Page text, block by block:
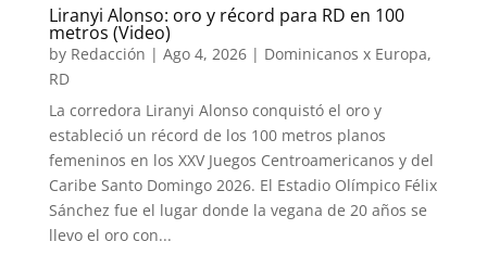
Liranyi Alonso: oro y récord para RD en 100
metros (Video)
by Redacción | Ago 4, 2026| Dominicanos x Europa,
RD
La corredora Liranyi Alonso conquistó el oro y
estableció un récord de los 100 metros planos
femeninos en los XXV Juegos Centroamericanos y del
Caribe Santo Domingo 2026. El Estadio Olímpico Félix
Sánchez fue el lugar donde la vegana de 20 años se
llevo el oro con...